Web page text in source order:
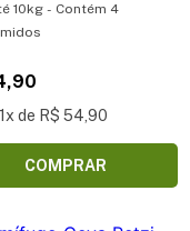
10kg - Contém 4
de R$ 54,90
COMPRAR